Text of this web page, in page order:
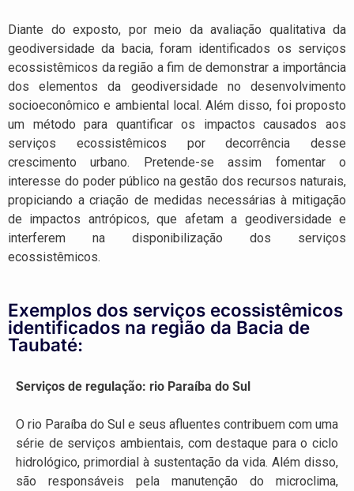
Diante do exposto, por meio da avaliação qualitativa da
geodiversidade da bacia, foram identificados os serviços
ecossistêmicos da região a fim de demonstrar a importância
dos elementos da geodiversidade no desenvolvimento
socioeconômico e ambiental local. Além disso, foi proposto
um método para quantificar os impactos causados aos
serviços ecossistêmicos por decorrência desse
crescimento urbano. Pretende-se assim fomentar o
interesse do poder público na gestão dos recursos naturais,
propiciando a criação de medidas necessárias à mitigação
de impactos antrópicos, que afetam a geodiversidade e
interferem na disponibilização dos serviços
ecossistêmicos.
Exemplos dos serviços ecossistêmicos
identificados na região da Bacia de
Taubaté:
Serviços de regulação: rio Paraíba do Sul
O rio Paraíba do Sul e seus afluentes contribuem com uma
série de serviços ambientais, com destaque para o ciclo
hidrológico, primordial à sustentação da vida. Além disso,
são responsáveis pela manutenção do microclima,